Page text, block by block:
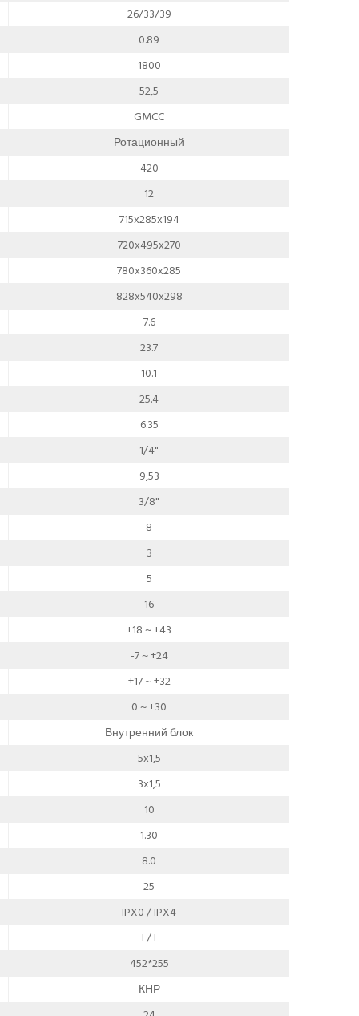
26/33/39
0.89
1800
52,5
GMCC
Ротационный
420
12
715x285x194
720x495x270
780x360x285
828x540x298
7.6
23.7
10.1
25.4
6.35
1/4"
9,53
3/8"
8
3
5
16
+18 ~ +43
-7 ~ +24
+17 ~ +32
0 ~ +30
Внутренний блок
5x1,5
3x1,5
10
1.30
8.0
25
IPX0 / IPX4
I / I
452*255
КНР